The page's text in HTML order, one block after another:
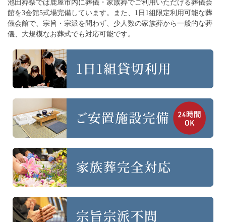
池田葬祭では鹿屋市内に葬儀・家族葬でご利用いただける葬儀会
館を3会館5式場完備しています。
また、1日1組限定利用可能な葬
儀会館で、宗旨・宗派を問わず、 少人数の家族葬から一般的な葬
儀、大規模なお葬式でも対応可能です。